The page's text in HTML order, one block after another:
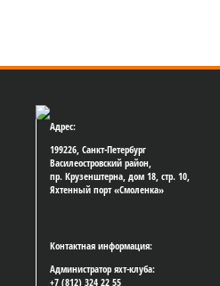
Адрес:
199226, Санкт-Петербург
Василеостровский район,
пр. Крузенштерна, дом 18, стр. 10,
Яхтенный порт «Смоленка»
Контактная информация:
Администратор яхт-клуба:
+7 (812) 324 22 55